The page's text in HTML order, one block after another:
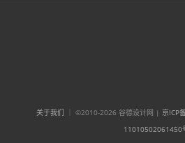
关于我们 ｜ ©2010-2026 谷德设计网 | 京ICP
11010502061450